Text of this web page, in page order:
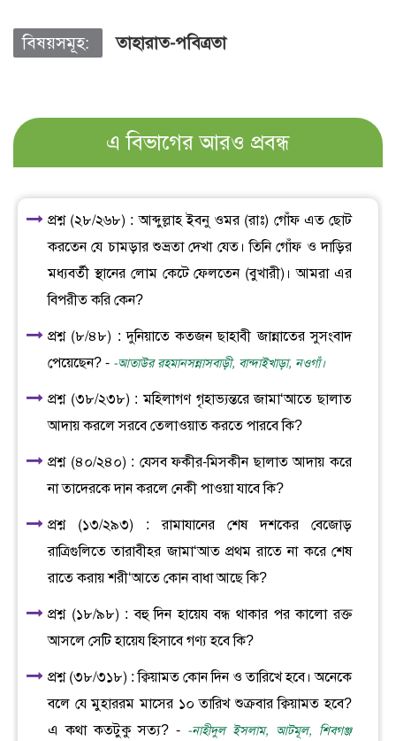
বিষয়সমূহ: তাহারাত-পবিত্রতা
এ বিভাগের আরও প্রবন্ধ
প্রশ্ন (২৮/২৬৮) : আব্দুল্লাহ ইবনু ওমর (রাঃ) গোঁফ এত ছোট
করতেন যে চামড়ার শুভ্রতা দেখা যেত। তিনি গোঁফ ও দাড়ির
মধ্যবর্তী স্থানের লোম কেটে ফেলতেন (বুখারী)। আমরা এর
বিপরীত করি কেন?
প্রশ্ন (৮/৪৮) : দুনিয়াতে কতজন ছাহাবী জান্নাতের সুসংবাদ
পেয়েছেন? - -আতাউর রহমানসন্নাসবাড়ী, বান্দাইখাড়া, নওগাঁ।
প্রশ্ন (৩৮/২৩৮) : মহিলাগণ গৃহাভ্যন্তরে জামা‘আতে ছালাত
আদায় করলে সরবে তেলাওয়াত করতে পারবে কি?
প্রশ্ন (৪০/২৪০) : যেসব ফকীর-মিসকীন ছালাত আদায় করে
না তাদেরকে দান করলে নেকী পাওয়া যাবে কি?
প্রশ্ন (১৩/২৯৩) : রামাযানের শেষ দশকের বেজোড়
রাত্রিগুলিতে তারাবীহর জামা‘আত প্রথম রাতে না করে শেষ
রাতে করায় শরী‘আতে কোন বাধা আছে কি?
প্রশ্ন (১৮/৯৮) : বহু দিন হায়েয বন্ধ থাকার পর কালো রক্ত
আসলে সেটি হায়েয হিসাবে গণ্য হবে কি?
প্রশ্ন (৩৮/৩১৮) : ক্বিয়ামত কোন দিন ও তারিখে হবে। অনেকে
বলে যে মুহাররম মাসের ১০ তারিখ শুক্রবার ক্বিয়ামত হবে?
এ কথা কতটুকু সত্য? - -নাহীদুল ইসলাম, আটমূল, শিবগঞ্জ